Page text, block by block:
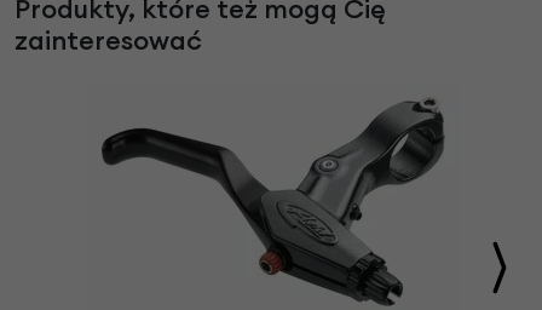
Produkty, które też mogą Cię
zainteresować